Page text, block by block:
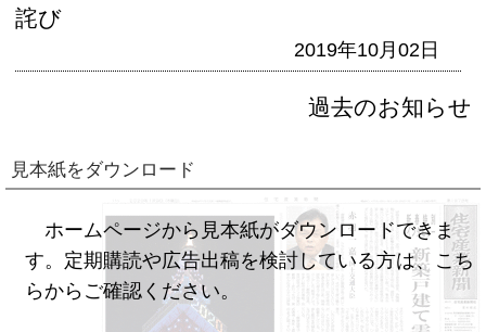
詫び
2019年10月02日
過去のお知らせ
見本紙をダウンロード
ホームページから見本紙がダウンロードできま
す。定期購読や広告出稿を検討している方は、こち
らからご確認ください。